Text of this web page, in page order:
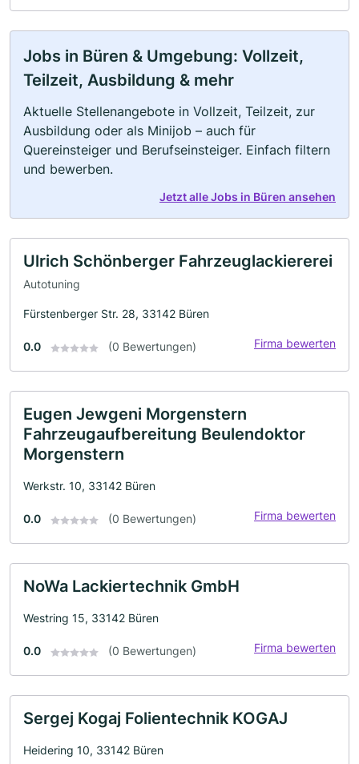
Jobs in Büren & Umgebung: Vollzeit,
Teilzeit, Ausbildung & mehr
Aktuelle Stellenangebote in Vollzeit, Teilzeit, zur
Ausbildung oder als Minijob – auch für
Quereinsteiger und Berufseinsteiger. Einfach filtern
und bewerben.
Jetzt alle Jobs in Büren ansehen
Ulrich Schönberger Fahrzeuglackiererei
Autotuning
Fürstenberger Str. 28, 33142 Büren
0.0 (0 Bewertungen) Firma bewerten
Eugen Jewgeni Morgenstern
Fahrzeugaufbereitung Beulendoktor
Morgenstern
Werkstr. 10, 33142 Büren
0.0 (0 Bewertungen) Firma bewerten
NoWa Lackiertechnik GmbH
Westring 15, 33142 Büren
0.0 (0 Bewertungen) Firma bewerten
Sergej Kogaj Folientechnik KOGAJ
Heidering 10, 33142 Büren